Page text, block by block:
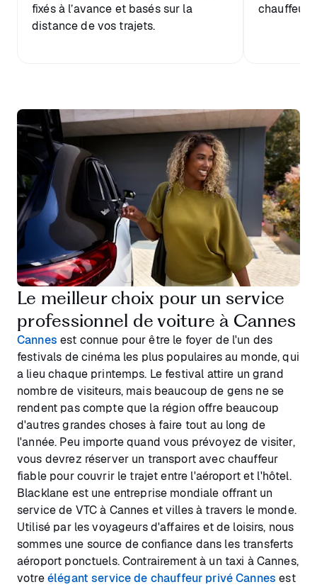
fixés à l’avance et basés sur la
distance de vos trajets.
chauffeur.
Le meilleur choix pour un service
professionnel de voiture à Cannes
Cannes est connue pour être le foyer de l'un des
festivals de cinéma les plus populaires au monde, qui
a lieu chaque printemps. Le festival attire un grand
nombre de visiteurs, mais beaucoup de gens ne se
rendent pas compte que la région offre beaucoup
d'autres grandes choses à faire tout au long de
l'année. Peu importe quand vous prévoyez de visiter,
vous devrez réserver un transport avec chauffeur
fiable pour couvrir le trajet entre l'aéroport et l'hôtel.
Blacklane est une entreprise mondiale offrant un
service de VTC à Cannes et villes à travers le monde.
Utilisé par les voyageurs d'affaires et de loisirs, nous
sommes une source de confiance dans les transferts
aéroport ponctuels. Contrairement à un taxi à Cannes,
votreélégant service de chauffeur privé Cannes est